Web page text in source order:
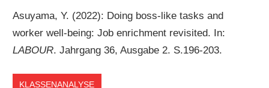
Asuyama, Y. (2022): Doing boss-like tasks and
worker well-being: Job enrichment revisited. In:
LABOUR. Jahrgang 36, Ausgabe 2. S.196-203.
KLASSENANALYSE